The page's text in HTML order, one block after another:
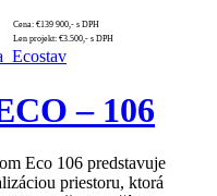
Cena: €139 900,- s DPH
Len projekt: €3.500,- s DPH
– 106
Eco 106 predstavuje
priestoru, ktorá